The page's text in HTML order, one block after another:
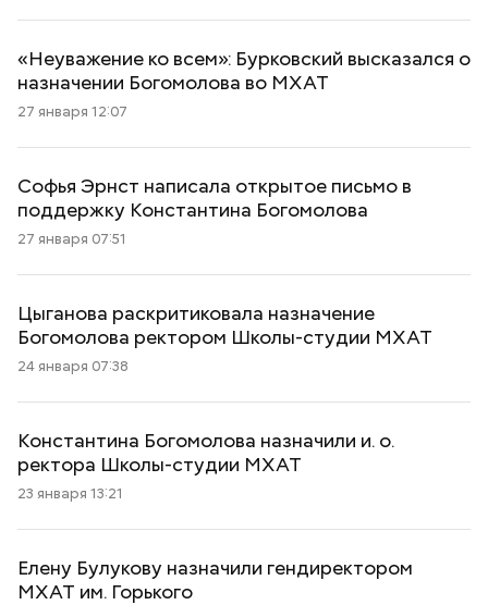
«Неуважение ко всем»: Бурковский высказался о
назначении Богомолова во МХАТ
27 января 12:07
Софья Эрнст написала открытое письмо в
поддержку Константина Богомолова
27 января 07:51
Цыганова раскритиковала назначение
Богомолова ректором Школы-студии МХАТ
24 января 07:38
Константина Богомолова назначили и. о.
ректора Школы-студии МХАТ
23 января 13:21
Елену Булукову назначили гендиректором
МХАТ им. Горького